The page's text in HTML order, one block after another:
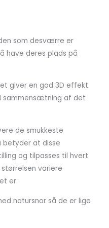
som desværre er
have deres plads på
giver en god 3D effekt
sammensætning af det
de smukkeste
betyder at disse
og tilpasses til hvert
variere
er.
natursnor så de er lige